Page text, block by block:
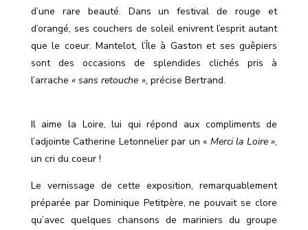
d’une rare beauté. Dans un festival de rouge et
d’orangé, ses couchers de soleil enivrent l’esprit autant
que le coeur. Mantelot, l’Île à Gaston et ses guêpiers
sont des occasions de splendides clichés pris à
l’arrache « sans retouche », précise Bertrand.
Il aime la Loire, lui qui répond aux compliments de
l’adjointe Catherine Letonnelier par un « Merci la Loire »,
un cri du coeur !
Le vernissage de cette exposition, remarquablement
préparée par Dominique Petitpère, ne pouvait se clore
qu’avec quelques chansons de mariniers du groupe